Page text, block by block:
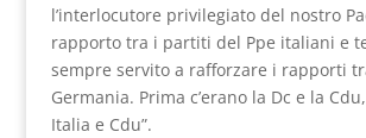
l’interlocutore privilegiato del nostro
rapporto tra i partiti del Ppe italiani e
sempre servito a rafforzare i rapporti
Germania. Prima c’erano la Dc e la Cdu,
Italia e Cdu”.